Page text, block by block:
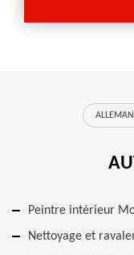
Peintre intérieur
Nettoyage et